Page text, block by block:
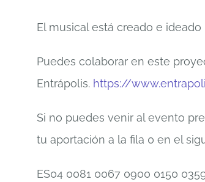
El musical está creado e
Puedes colaborar en este
Entrápolis. https://
Si no puedes venir al evento
tu aportación a la fila 0 en el
ES04 0081 0067 0900 0150